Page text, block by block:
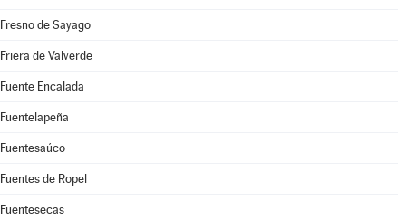
Fresno de Sayago
Friera de Valverde
Fuente Encalada
Fuentelapeña
Fuentesaúco
Fuentes de Ropel
Fuentesecas